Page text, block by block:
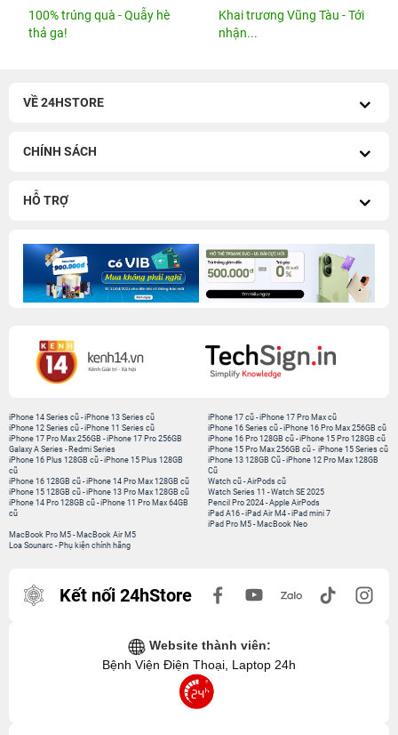
100% trúng quà - Quẫy hè
thả ga!
Khai trương Vũng Tàu - Tới
nhận...
VỀ 24HSTORE
CHÍNH SÁCH
HỖ TRỢ
iPhone 14 Series cũ -iPhone 13 Series cũ
iPhone 12 Series cũ -iPhone 11 Series cũ
iPhone 17 Pro Max 256GB -iPhone 17 Pro 256GB
Galaxy A Series - Redmi Series
iPhone 17 cũ -iPhone 17 Pro Max cũ
iPhone 16 Series cũ - iPhone 16 Pro Max 256GB cũ
iPhone 16 Pro 128GB cũ -iPhone 15 Pro 128GB cũ
iPhone 15 Pro Max 256GB cũ - iPhone 15 Series cũ
iPhone 16 Plus 128GB cũ -iPhone 15 Plus 128GB
cũ
iPhone 16 128GB cũ -iPhone 14 Pro Max 128GB cũ
iPhone 15 128GB cũ -iPhone 13 Pro Max 128GB cũ
iPhone 14 Pro 128GB cũ -iPhone 11 Pro Max 64GB
cũ
iPhone 13 128GB Cũ -iPhone 12 Pro Max 128GB
Cũ
Watch cũ -AirPods cũ
Watch Series 11 -Watch SE 2025
Pencil Pro 2024 -Apple AirPods
iPad A16 -iPad Air M4 -iPad mini 7
iPad Pro M5 - MacBook Neo
MacBook Pro M5 - MacBook Air M5
Loa Sounarc - Phụ kiện chính hãng
Kết nối 24hStore
Website thành viên:
Bệnh Viện Điện Thoại, Laptop 24h